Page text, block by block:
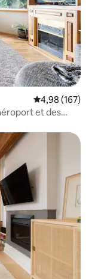
Évaluation
4,98 (167)
et des